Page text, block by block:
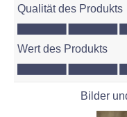
Qualität des Produkts
Qualität des Produkts,
Wert des Produkts
Wert des Produkts,
Bilder